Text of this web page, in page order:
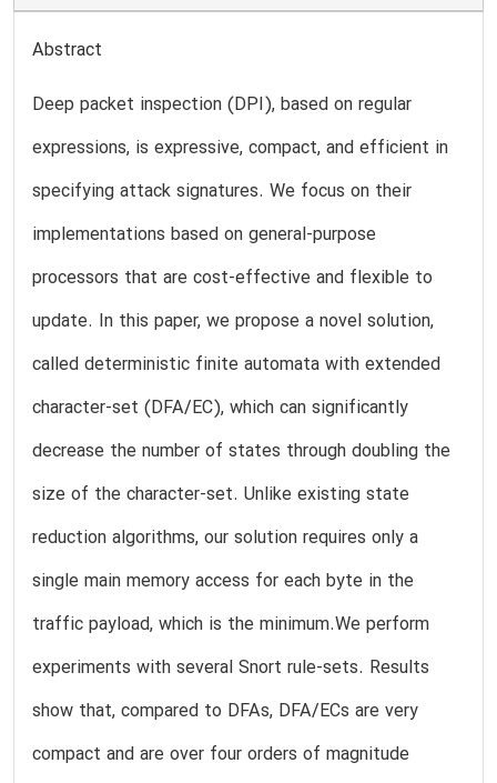
Abstract
Deep packet inspection (DPI), based on regular
expressions, is expressive, compact, and efficient in
specifying attack signatures. We focus on their
implementations based on general-purpose
processors that are cost-effective and flexible to
update. In this paper, we propose a novel solution,
called deterministic finite automata with extended
character-set (DFA/EC), which can significantly
decrease the number of states through doubling the
size of the character-set. Unlike existing state
reduction algorithms, our solution requires only a
single main memory access for each byte in the
traffic payload, which is the minimum.We perform
experiments with several Snort rule-sets. Results
show that, compared to DFAs, DFA/ECs are very
compact and are over four orders of magnitude